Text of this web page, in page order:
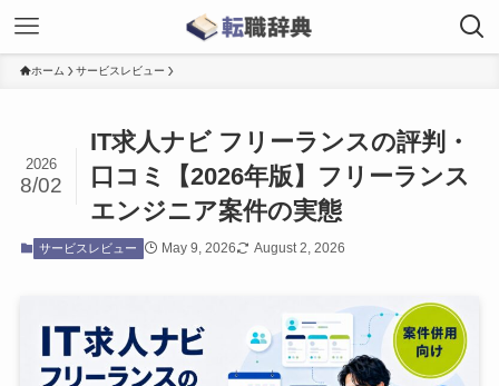
ホーム サービスレビュー
IT求人ナビ フリーランスの評判・
口コミ【2026年版】フリーランス
エンジニア案件の実態
2026
8/02
サービスレビュー May 9, 2026 August 2, 2026